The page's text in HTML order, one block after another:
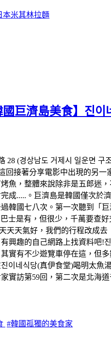
本米其林拉麵
國巨濟島美食】진
(경상남도 거제시 일운면
回接著分享電影中出現的另
魚，整體來說除非是五郎迷
成.....。巨濟島是韓國僅次
韓國七八次。第一次聽到「
士是有，但很少，千萬要查
天天氣好，我們的行程改成
興趣的自己網路上找資料吧!
實有不少遊覽車停在這，但
이네식당(真伊食堂)喝明太
實訪第59回，第二次是北海
#韓國孤獨的美食家